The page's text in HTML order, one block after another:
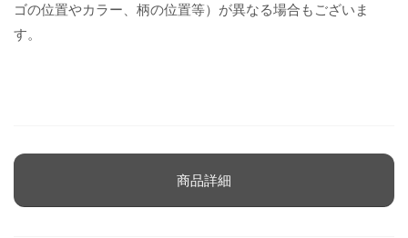
ゴの位置やカラー、柄の位置等）が異なる場合もございま
す。
商品詳細